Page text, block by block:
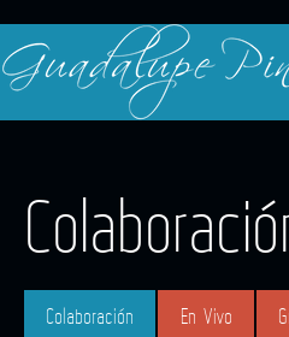
Colaboración En Vivo